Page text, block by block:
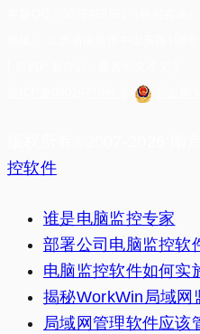
控软件
谁是电脑监控专家
部署公司电脑监控软
电脑监控软件如何实
揭秘WorkWin局域网
局域网管理软件应该